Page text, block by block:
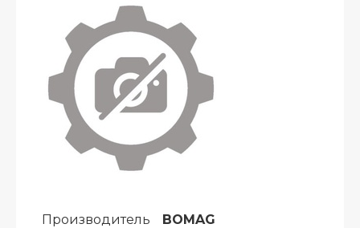
Производитель BOMAG